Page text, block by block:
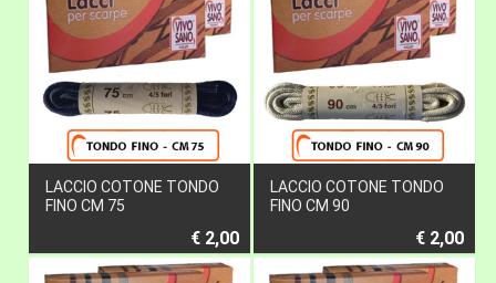
LACCIO COTONE TONDO
FINO CM 75
€ 2,00
LACCIO COTONE TONDO
FINO CM 90
€ 2,00